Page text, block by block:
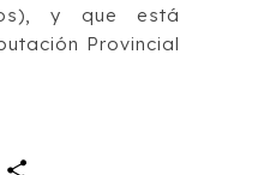
y que está
Provincial